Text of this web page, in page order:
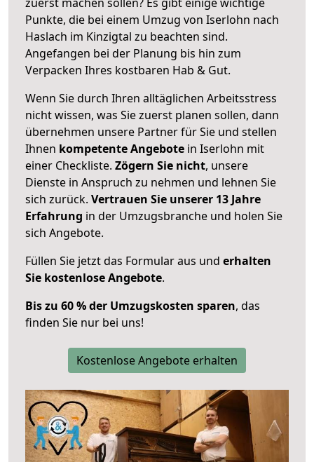
Punkte, die bei einem Umzug von Iserlohn nach
Haslach im Kinzigtal zu beachten sind.
Angefangen bei der Planung bis hin zum
Verpacken Ihres kostbaren Hab & Gut.
Wenn Sie durch Ihren alltäglichen Arbeitsstress
nicht wissen, was Sie zuerst planen sollen, dann
übernehmen unsere Partner für Sie und stellen
Ihnen kompetente Angebote in Iserlohn mit
einer Checkliste. Zögern Sie nicht, unsere
Dienste in Anspruch zu nehmen und lehnen Sie
sich zurück. Vertrauen Sie unserer 13 Jahre
Erfahrung in der Umzugsbranche und holen Sie
sich Angebote.
Füllen Sie jetzt das Formular aus und erhalten
Sie kostenlose Angebote.
Bis zu 60 % der Umzugskosten sparen, das
finden Sie nur bei uns!
Kostenlose Angebote erhalten